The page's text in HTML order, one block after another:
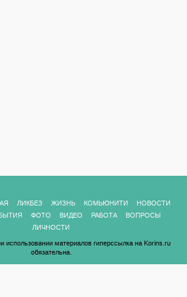
ЛИКБЕЗ ЖИЗНЬ КОМЬЮНИТИ
НОВОСТИ
ФОТО ВИДЕО РАБОТА
ВОПРОСЫ
ЛИЧНОСТИ
материалов гиперссылка на Korins.ru
обязательна.